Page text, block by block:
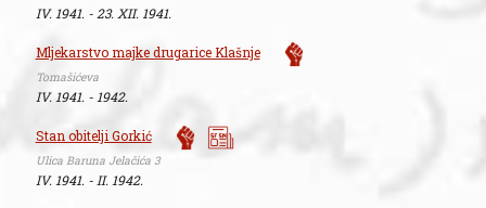
IV. 1941. - 23. XII. 1941.
Mljekarstvo majke drugarice Klašnje
Tomašićeva
IV. 1941. - 1942.
Stan obitelji Gorkić
Ulica Baruna Jelačića 3
IV. 1941. - II. 1942.